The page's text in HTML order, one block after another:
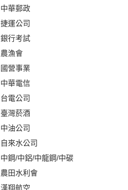
中華郵政
捷運公司
銀行考試
農漁會
國營事業
中華電信
台電公司
臺灣菸酒
中油公司
自來水公司
中鋼/中鋁/中龍鋼/中碳
農田水利會
漢翔航空